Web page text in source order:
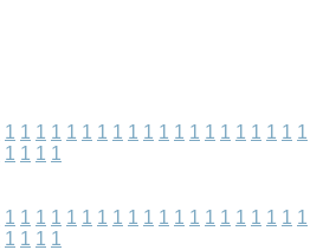
1 1 1 1 1 1 1 1 1 1 1 1 1 1 1 1 1 1 1 1
1 1 1 1
1 1 1 1 1 1 1 1 1 1 1 1 1 1 1 1 1 1 1 1
1 1 1 1